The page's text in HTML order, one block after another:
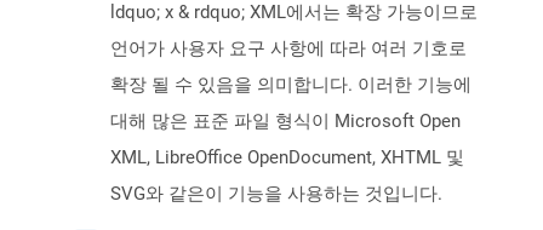
ldquo; x & rdquo; XML에서는 확장 가능이므로
언어가 사용자 요구 사항에 따라 여러 기호로
확장 될 수 있음을 의미합니다. 이러한 기능에
대해 많은 표준 파일 형식이 Microsoft Open
XML, LibreOffice OpenDocument, XHTML 및
SVG와 같은이 기능을 사용하는 것입니다.